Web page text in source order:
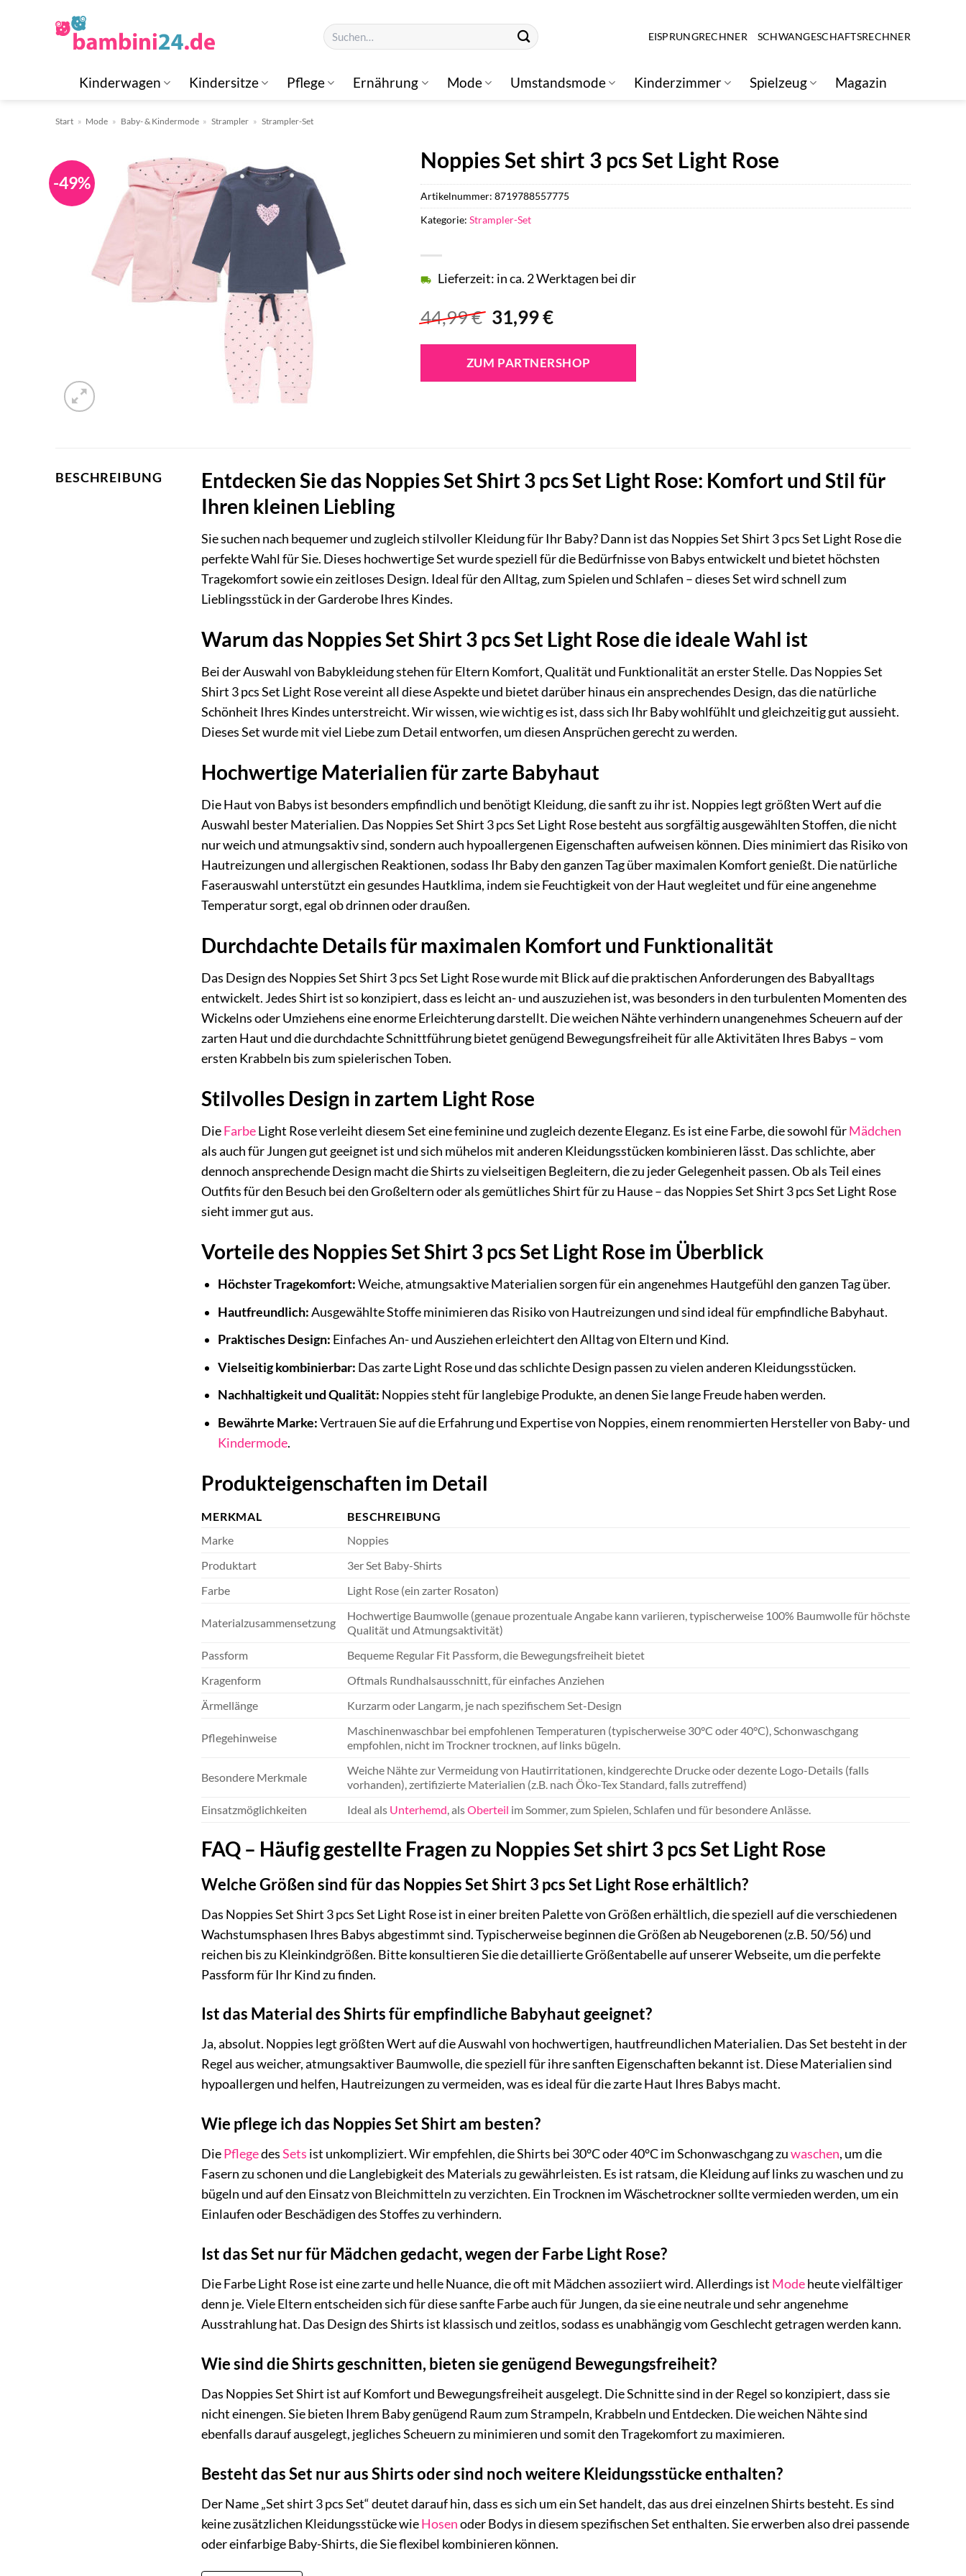
Suchen
nach:
EISPRUNGRECHNER SCHWANGESCHAFTSRECHNER
Kinderwagen Kindersitze Pflege Ernährung Mode Umstandsmode Kinderzimmer Spielzeug Magazin
Start » Mode » Baby- & Kindermode » Strampler » Strampler-Set
-49%
Noppies Set shirt 3 pcs Set Light Rose
44,99€ Ursprünglicher
Preis
war:
44,99 €
31,99€Aktueller
ist:
31,99 €.
Lieferzeit: in ca. 2 Werktagen bei dir
ZUM PARTNERSHOP
Artikelnummer:8719788557775
Kategorie:Strampler-Set
BESCHREIBUNG
Entdecken Sie das Noppies Set Shirt 3 pcs Set Light Rose: Komfort und Stil für
Ihren kleinen Liebling
Sie suchen nach bequemer und zugleich stilvoller Kleidung für Ihr Baby? Dann ist das Noppies Set Shirt 3 pcs Set Light Rose die
perfekte Wahl für Sie. Dieses hochwertige Set wurde speziell für die Bedürfnisse von Babys entwickelt und bietet höchsten
Tragekomfort sowie ein zeitloses Design. Ideal für den Alltag, zum Spielen und Schlafen – dieses Set wird schnell zum
Lieblingsstück in der Garderobe Ihres Kindes.
Warum das Noppies Set Shirt 3 pcs Set Light Rose die ideale Wahl ist
Bei der Auswahl von Babykleidung stehen für Eltern Komfort, Qualität und Funktionalität an erster Stelle. Das Noppies Set
Shirt 3 pcs Set Light Rose vereint all diese Aspekte und bietet darüber hinaus ein ansprechendes Design, das die natürliche
Schönheit Ihres Kindes unterstreicht. Wir wissen, wie wichtig es ist, dass sich Ihr Baby wohlfühlt und gleichzeitig gut aussieht.
Dieses Set wurde mit viel Liebe zum Detail entworfen, um diesen Ansprüchen gerecht zu werden.
Hochwertige Materialien für zarte Babyhaut
Die Haut von Babys ist besonders empfindlich und benötigt Kleidung, die sanft zu ihr ist. Noppies legt größten Wert auf die
Auswahl bester Materialien. Das Noppies Set Shirt 3 pcs Set Light Rose besteht aus sorgfältig ausgewählten Stoffen, die nicht
nur weich und atmungsaktiv sind, sondern auch hypoallergenen Eigenschaften aufweisen können. Dies minimiert das Risiko von
Hautreizungen und allergischen Reaktionen, sodass Ihr Baby den ganzen Tag über maximalen Komfort genießt. Die natürliche
Faserauswahl unterstützt ein gesundes Hautklima, indem sie Feuchtigkeit von der Haut wegleitet und für eine angenehme
Temperatur sorgt, egal ob drinnen oder draußen.
Durchdachte Details für maximalen Komfort und Funktionalität
Das Design des Noppies Set Shirt 3 pcs Set Light Rose wurde mit Blick auf die praktischen Anforderungen des Babyalltags
entwickelt. Jedes Shirt ist so konzipiert, dass es leicht an- und auszuziehen ist, was besonders in den turbulenten Momenten des
Wickelns oder Umziehens eine enorme Erleichterung darstellt. Die weichen Nähte verhindern unangenehmes Scheuern auf der
zarten Haut und die durchdachte Schnittführung bietet genügend Bewegungsfreiheit für alle Aktivitäten Ihres Babys – vom
ersten Krabbeln bis zum spielerischen Toben.
Stilvolles Design in zartem Light Rose
DieFarbeLight Rose verleiht diesem Set eine feminine und zugleich dezente Eleganz. Es ist eine Farbe, die sowohl fürMädchen
als auch für Jungen gut geeignet ist und sich mühelos mit anderen Kleidungsstücken kombinieren lässt. Das schlichte, aber
dennoch ansprechende Design macht die Shirts zu vielseitigen Begleitern, die zu jeder Gelegenheit passen. Ob als Teil eines
Outfits für den Besuch bei den Großeltern oder als gemütliches Shirt für zu Hause – das Noppies Set Shirt 3 pcs Set Light Rose
sieht immer gut aus.
Vorteile des Noppies Set Shirt 3 pcs Set Light Rose im Überblick
Höchster Tragekomfort:Weiche, atmungsaktive Materialien sorgen für ein angenehmes Hautgefühl den ganzen Tag über.
Hautfreundlich:Ausgewählte Stoffe minimieren das Risiko von Hautreizungen und sind ideal für empfindliche Babyhaut.
Praktisches Design: Einfaches An- und Ausziehen erleichtert den Alltag von Eltern und Kind.
Vielseitig kombinierbar: Das zarte Light Rose und das schlichte Design passen zu vielen anderen Kleidungsstücken.
Nachhaltigkeit und Qualität: Noppies steht für langlebige Produkte, an denen Sie lange Freude haben werden.
Bewährte Marke:Vertrauen Sie auf die Erfahrung und Expertise von Noppies, einem renommierten Hersteller von Baby- und
Kindermode.
Produkteigenschaften im Detail
MERKMAL
BESCHREIBUNG
Marke
Noppies
Produktart
3er Set Baby-Shirts
Farbe
Light Rose (ein zarter Rosaton)
Materialzusammensetzung
Hochwertige Baumwolle (genaue prozentuale Angabe kann variieren, typischerweise 100% Baumwolle für höchste
Qualität und Atmungsaktivität)
Passform
Bequeme Regular Fit Passform, die Bewegungsfreiheit bietet
Kragenform
Oftmals Rundhalsausschnitt, für einfaches Anziehen
Ärmellänge
Kurzarm oder Langarm, je nach spezifischem Set-Design
Pflegehinweise
Maschinenwaschbar bei empfohlenen Temperaturen (typischerweise 30°C oder 40°C), Schonwaschgang
empfohlen, nicht im Trockner trocknen, auf links bügeln.
Besondere Merkmale
Weiche Nähte zur Vermeidung von Hautirritationen, kindgerechte Drucke oder dezente Logo-Details (falls
vorhanden), zertifizierte Materialien (z.B. nach Öko-Tex Standard, falls zutreffend)
Einsatzmöglichkeiten
Ideal als Unterhemd, alsOberteil im Sommer, zum Spielen, Schlafen und für besondere Anlässe.
FAQ – Häufig gestellte Fragen zu Noppies Set shirt 3 pcs Set Light Rose
Welche Größen sind für das Noppies Set Shirt 3 pcs Set Light Rose erhältlich?
Das Noppies Set Shirt 3 pcs Set Light Rose ist in einer breiten Palette von Größen erhältlich, die speziell auf die verschiedenen
Wachstumsphasen Ihres Babys abgestimmt sind. Typischerweise beginnen die Größen ab Neugeborenen (z.B. 50/56) und
reichen bis zu Kleinkindgrößen. Bitte konsultieren Sie die detaillierte Größentabelle auf unserer Webseite, um die perfekte
Passform für Ihr Kind zu finden.
Ist das Material des Shirts für empfindliche Babyhaut geeignet?
Ja, absolut. Noppies legt größten Wert auf die Auswahl von hochwertigen, hautfreundlichen Materialien. Das Set besteht in der
Regel aus weicher, atmungsaktiver Baumwolle, die speziell für ihre sanften Eigenschaften bekannt ist. Diese Materialien sind
hypoallergen und helfen, Hautreizungen zu vermeiden, was es ideal für die zarte Haut Ihres Babys macht.
Wie pflege ich das Noppies Set Shirt am besten?
DiePflegedesSets ist unkompliziert. Wir empfehlen, die Shirts bei 30°C oder 40°C im Schonwaschgang zuwaschen, um die
Fasern zu schonen und die Langlebigkeit des Materials zu gewährleisten. Es ist ratsam, die Kleidung auf links zu waschen und zu
bügeln und auf den Einsatz von Bleichmitteln zu verzichten. Ein Trocknen im Wäschetrockner sollte vermieden werden, um ein
Einlaufen oder Beschädigen des Stoffes zu verhindern.
Ist das Set nur für Mädchen gedacht, wegen der Farbe Light Rose?
Die Farbe Light Rose ist eine zarte und helle Nuance, die oft mit Mädchen assoziiert wird. Allerdings ist Modeheute vielfältiger
denn je. Viele Eltern entscheiden sich für diese sanfte Farbe auch für Jungen, da sie eine neutrale und sehr angenehme
Ausstrahlung hat. Das Design des Shirts ist klassisch und zeitlos, sodass es unabhängig vom Geschlecht getragen werden kann.
Wie sind die Shirts geschnitten, bieten sie genügend Bewegungsfreiheit?
Das Noppies Set Shirt ist auf Komfort und Bewegungsfreiheit ausgelegt. Die Schnitte sind in der Regel so konzipiert, dass sie
nicht einengen. Sie bieten Ihrem Baby genügend Raum zum Strampeln, Krabbeln und Entdecken. Die weichen Nähte sind
ebenfalls darauf ausgelegt, jegliches Scheuern zu minimieren und somit den Tragekomfort zu maximieren.
Besteht das Set nur aus Shirts oder sind noch weitere Kleidungsstücke enthalten?
Der Name „Set shirt 3 pcs Set“ deutet darauf hin, dass es sich um ein Set handelt, das aus drei einzelnen Shirts besteht. Es sind
keine zusätzlichen Kleidungsstücke wieHosenoder Bodys in diesem spezifischen Set enthalten. Sie erwerben also drei passende
oder einfarbige Baby-Shirts, die Sie flexibel kombinieren können.